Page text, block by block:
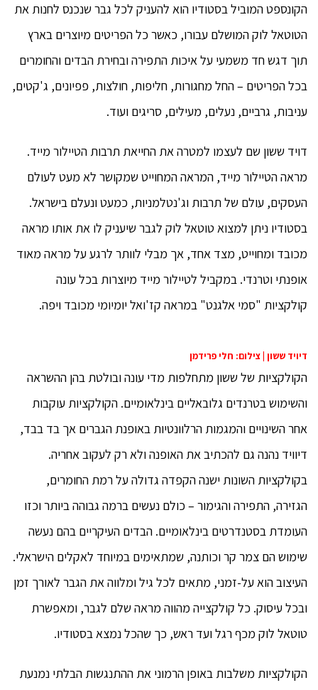
הקונספט המוביל בסטודיו הוא להעניק לכל גבר שנכנס לחנות את
הטוטאל לוק המושלם עבורו, כאשר כל הפריטים מיוצרים בארץ
תוך דגש חד משמעי על איכות התפירה ובחירת הבדים והחומרים
בכל הפריטים – החל מחגורות, חליפות, חולצות, פפיונים, ג'קטים,
עניבות, גרביים, נעלים, מעילים, סריגים ועוד.
דויד ששון שם לעצמו למטרה את החייאת תרבות הטיילור מייד.
מראה הטיילור מייד, המראה המחוייט שמקושר לא מעט לעולם
העסקים, עולם של תרבות וג'נטלמניות, כמעט ונעלם בישראל.
בסטודיו ניתן למצוא טוטאל לוק לגבר שיעניק לו את אותו מראה
מכובד ומחוייט, מצד אחד, אך מבלי לוותר לרגע על מראה מאוד
אופנתי וטרנדי. במקביל לטיילור מייד מיוצרות בכל עונה
קולקציות "סמי אלגנט" במראה קז'ואל יומיומי מכובד ויפה.
דיויד ששון | צילום: חלי פרידמן
הקולקציות של ששון מתחלפות מדי עונה ובולטת בהן ההשראה
והשימוש בטרנדים גלובאליים בינלאומיים. הקולקציות עוקבות
אחר השינויים והמגמות הרלוונטיות באופנת הגברים אך בד בבד,
דיוויד נהנה גם להכתיב את האופנה ולא רק לעקוב אחריה.
בקולקציות השונות ישנה הקפדה גדולה על רמת החומרים,
הגזירה, התפירה והגימור – כולם נעשים ברמה גבוהה ביותר וכזו
העומדת בסטנדרטים בינלאומיים. הבדים העיקריים בהם נעשה
שימוש הם צמר קר וכותנה, שמתאימים במיוחד לאקלים הישראלי.
העיצוב הוא על-זמני, מתאים לכל גיל ומלווה את הגבר לאורך זמן
ובכל עיסוק. כל קולקצייה מהווה מראה שלם לגבר, ומאפשרת
טוטאל לוק מכף רגל ועד ראש, כך שהכל נמצא בסטודיו.
הקולקציות משלבות באופן הרמוני את ההתנגשות הבלתי נמנעת